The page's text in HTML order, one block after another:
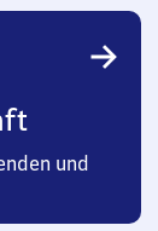
und